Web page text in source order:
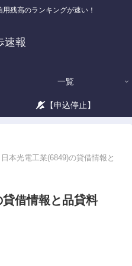
残高のランキングが速い！
速報
一覧
【申込停止】
日本光電工業(6849)の貸借情報と
借情報と品貸料